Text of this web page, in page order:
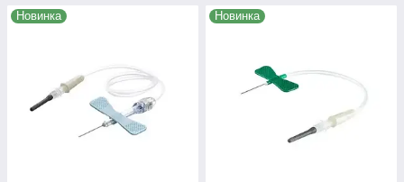
Новинка Новинка